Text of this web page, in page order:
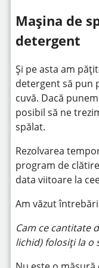
Mașina de
detergent
Și pe asta am
detergent să pun
cuvă. Dacă
posibil să ne
spălat.
Rezolvarea
program de
data viitoare la
Am văzut
Cam ce cantitate
lichid) folosiți la o